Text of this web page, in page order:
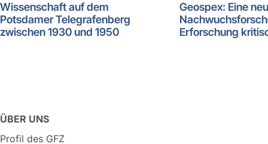
Wissenschaft auf dem
Potsdamer Telegrafenberg
zwischen 1930 und 1950
Geospex: Eine
Erforschung
ÜBER UNS
Profil des GFZ